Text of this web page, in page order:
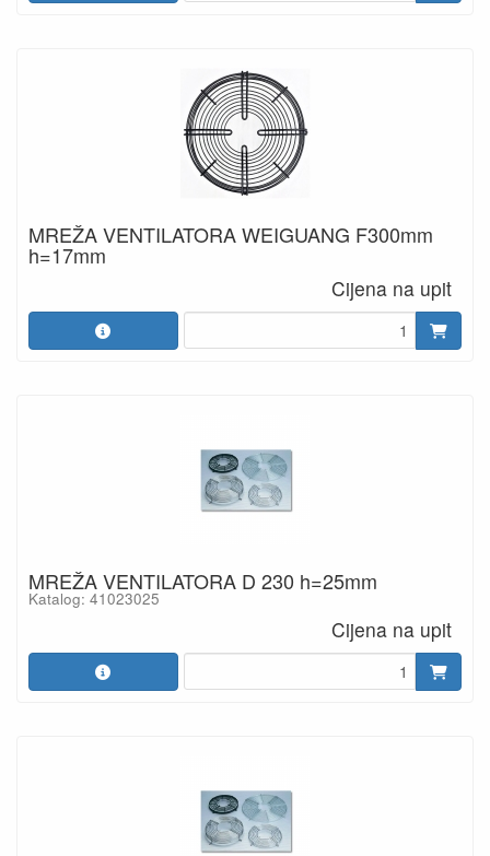
MREŽA VENTILATORA WEIGUANG F300mm
h=17mm
Cijena na upit
MREŽA VENTILATORA D 230 h=25mm
Katalog: 41023025
Cijena na upit